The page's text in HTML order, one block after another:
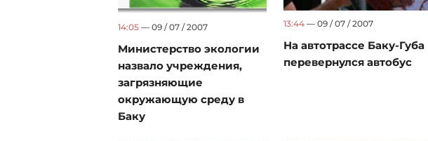
14:05 — 09 / 07 / 2007
Министерство экологии
назвало учреждения,
загрязняющие
окружающую среду в
Баку
13:44 — 09 / 07 / 2007
На автотрассе Баку-Губа
перевернулся автобус